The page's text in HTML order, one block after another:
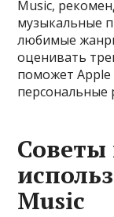
Music,
музыкальные
любимые
оценивать
поможет
персональные
Советы
Music